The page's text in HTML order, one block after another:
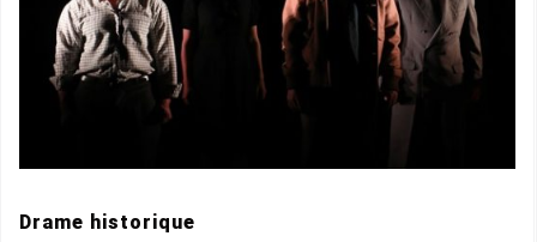
Drame historique